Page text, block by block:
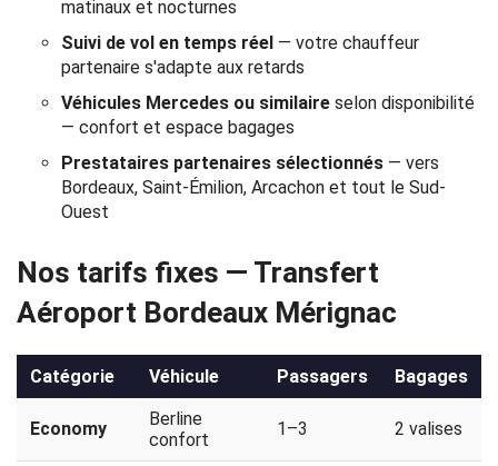
Contact
CGV
Politique
de
matinaux et nocturnes
Suivi de vol en temps réel — votre chauffeur
partenaire s'adapte aux retards
Véhicules Mercedes ou similaire selon disponibilité
— confort et espace bagages
Prestataires partenaires sélectionnés — vers
Bordeaux, Saint-Émilion, Arcachon et tout le Sud-
Ouest
Nos tarifs fixes — Transfert
Aéroport Bordeaux Mérignac
Catégorie Véhicule Passagers Bagages
Economy
Berline
confort
1–3 2 valises